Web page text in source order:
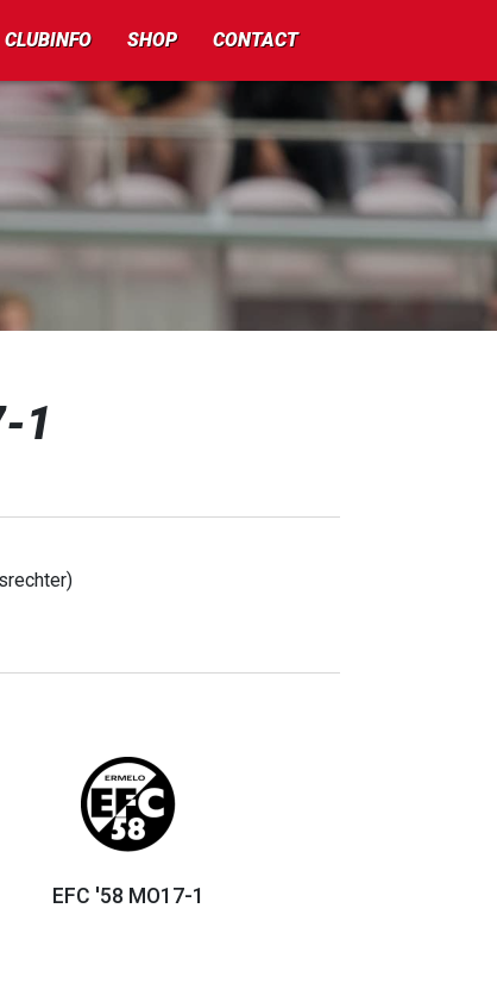
CLUBINFO SHOP CONTACT
1
EFC '58 MO17-1